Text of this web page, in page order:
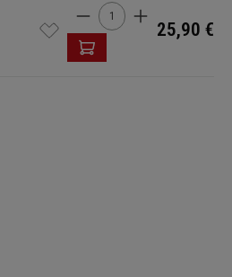
Quantité de
25,90 €